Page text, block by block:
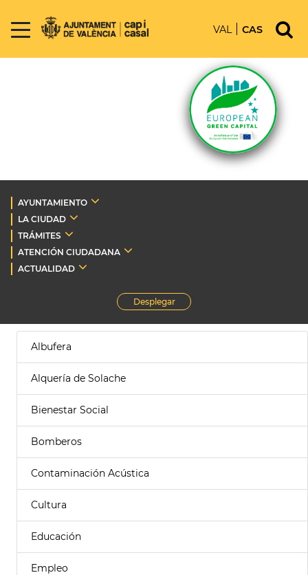
VAL CAS
AYUNTAMIENTO
LA CIUDAD
TRÁMITES
ATENCIÓN CIUDADANA
ACTUALIDAD
Desplegar
Albufera
Alquería de Solache
Bienestar Social
Bomberos
Contaminación Acústica
Cultura
Educación
Empleo